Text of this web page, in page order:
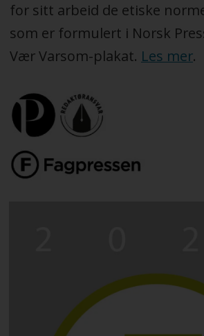
for sitt arbeid de etiske
som er formulert i Norsk
Vær Varsom-plakat. Les mer.